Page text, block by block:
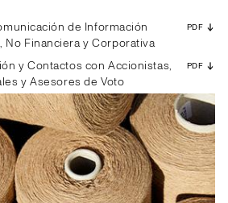
de Información
No Financiera y Corporativa
PDF
y Contactos con Accionistas,
y Asesores de Voto
PDF